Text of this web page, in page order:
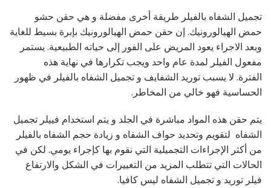
تجميل الشفاه بالفيلر طريقة أخرى مفضلة و هي حقن حشو
حمض الهيالورونيك. إن حقن حمض الهيالورونيك بإبرة بسيط للغاية
وبعد الاجراء يعود المريض على الفور إلى حياته الطبيعية. يستمر
مفعول الفيلر لمدة عام واحد ويجب تكرارها في نهاية هذه
الفترة. لا يسبب توريد الشفايف و تجميل الشفاه بالفيلر في ظهور
الحساسية فهو خالي من المخاطر.
يتم حقن هذه المواد مباشرة في الجلد و يتم استخدام فييلر تجميل
الشفاه لتقويم وتحديد حواف الشفاه و زيادة حجم الشفاه بالفيلر
من أكثر الإجراءات التجميلية التي نقوم بها كإجراء يومي. لكن في
الحالات التي تتطلب المزيد من التغييرات في الشكل والارتفاع
فيلر توريد و تجميل الشفاه ليس كافيا.